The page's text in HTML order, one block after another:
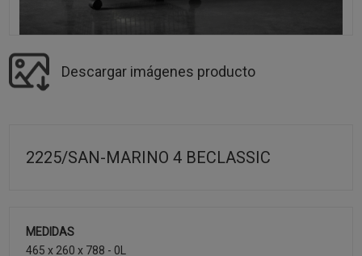
Descargar imágenes producto
2225/SAN-MARINO 4 BECLASSIC
MEDIDAS
465 x 260 x 788 - 0L